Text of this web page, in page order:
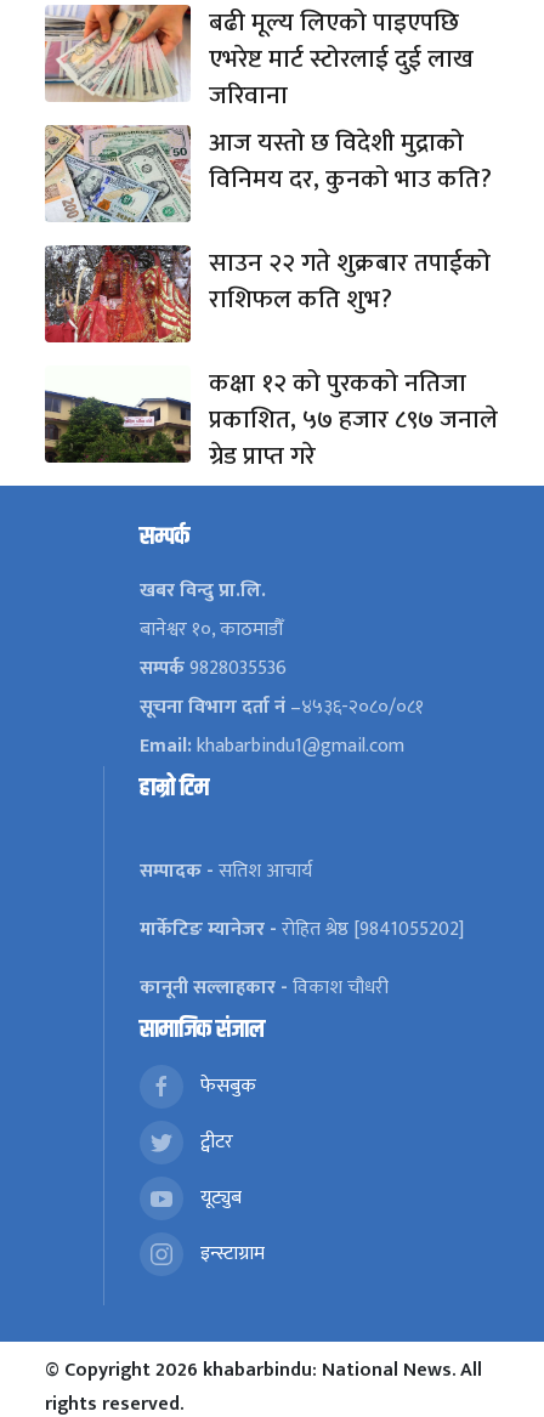
बढी मूल्य लिएको पाइएपछि
एभरेष्ट मार्ट स्टोरलाई दुई लाख
जरिवाना
आज यस्तो छ विदेशी मुद्राको
विनिमय दर, कुनको भाउ कति?
साउन २२ गते शुक्रबार तपाईको
राशिफल कति शुभ?
कक्षा १२ को पुरकको नतिजा
प्रकाशित, ५७ हजार ८९७ जनाले
ग्रेड प्राप्त गरे
सम्पर्क
खबर विन्दु प्रा.लि.
बानेश्वर १०, काठमाडौँ
सम्पर्क9828035536
सूचना विभाग दर्ता नं–४५३६-२०८०/०८१
Email:khabarbindu1@gmail.com
हाम्रो टिम
सम्पादक -सतिश आचार्य
मार्केटिङ म्यानेजर -रोहित श्रेष्ठ [9841055202]
कानूनी सल्लाहकार -विकाश चौधरी
सामाजिक संजाल
फेसबुक
ट्वीटर
यूट्युब
इन्स्टाग्राम
© Copyright 2026 khabarbindu: National News. All
rights reserved.